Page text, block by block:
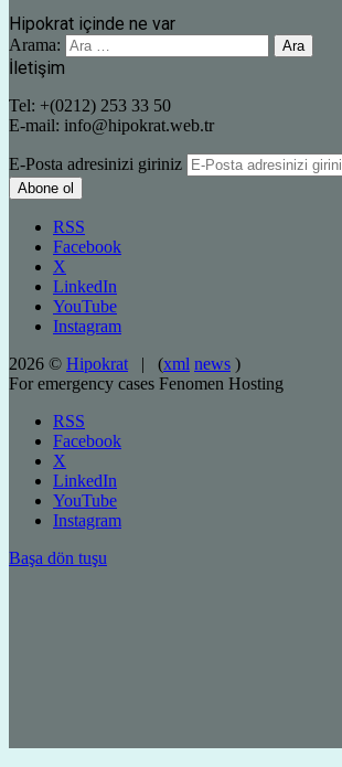
Hipokrat içinde ne var
Arama:
İletişim
Tel: +(0212) 253 33 50
E-mail: info@hipokrat.web.tr
E-Posta adresinizi giriniz
RSS
Facebook
X
LinkedIn
YouTube
Instagram
2026 © Hipokrat | (xml news )
For emergency cases Fenomen Hosting
RSS
Facebook
X
LinkedIn
YouTube
Instagram
Başa dön tuşu